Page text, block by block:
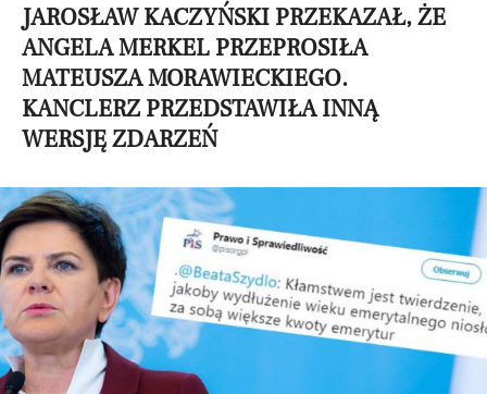
JAROSŁAW KACZYŃSKI PRZEKAZAŁ, ŻE
ANGELA MERKEL PRZEPROSIŁA
MATEUSZA MORAWIECKIEGO.
KANCLERZ PRZEDSTAWIŁA INNĄ
WERSJĘ ZDARZEŃ